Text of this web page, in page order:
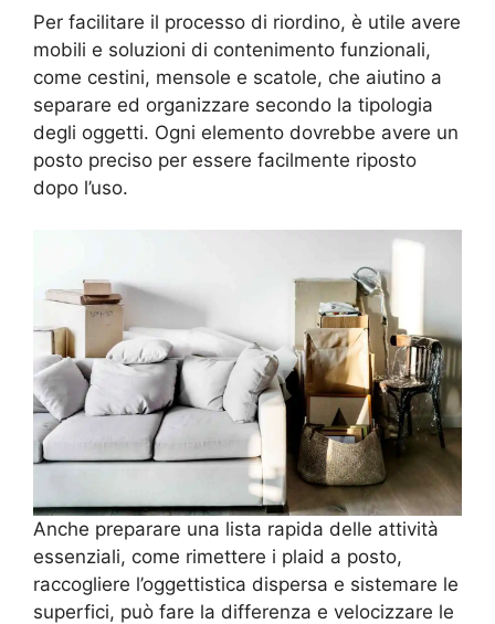
Per facilitare il processo di riordino, è utile avere
mobili e soluzioni di contenimento funzionali,
come cestini, mensole e scatole, che aiutino a
separare ed organizzare secondo la tipologia
degli oggetti. Ogni elemento dovrebbe avere un
posto preciso per essere facilmente riposto
dopo l’uso.
Anche preparare una lista rapida delle attività
essenziali, come rimettere i plaid a posto,
raccogliere l’oggettistica dispersa e sistemare le
superfici, può fare la differenza e velocizzare le